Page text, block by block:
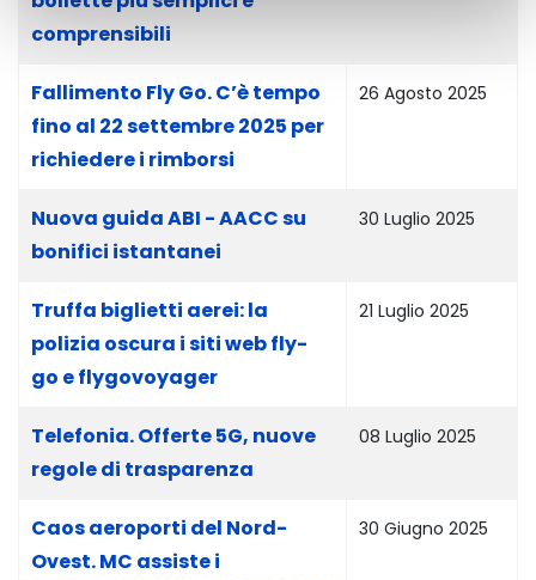
comprensibili
Fallimento Fly Go. C’è tempo
fino al 22 settembre 2025 per
richiedere i rimborsi
26 Agosto 2025
Nuova guida ABI - AACC su
bonifici istantanei
30 Luglio 2025
Truffa biglietti aerei: la
polizia oscura i siti web fly-
go e flygovoyager
21 Luglio 2025
Telefonia. Offerte 5G, nuove
regole di trasparenza
08 Luglio 2025
Caos aeroporti del Nord-
Ovest. MC assiste i
30 Giugno 2025